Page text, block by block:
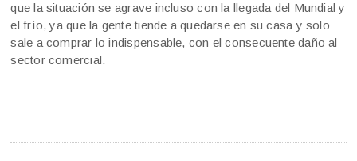
que la situación se agrave incluso con la llegada del Mundial y
el frío, ya que la gente tiende a quedarse en su casa y solo
sale a comprar lo indispensable, con el consecuente daño al
sector comercial.